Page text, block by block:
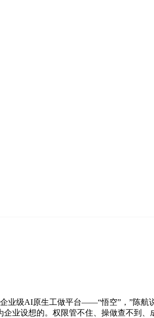
级AI原生工做平台——“悟空”，”陈航
业设想的。权限管不住、操做查不到